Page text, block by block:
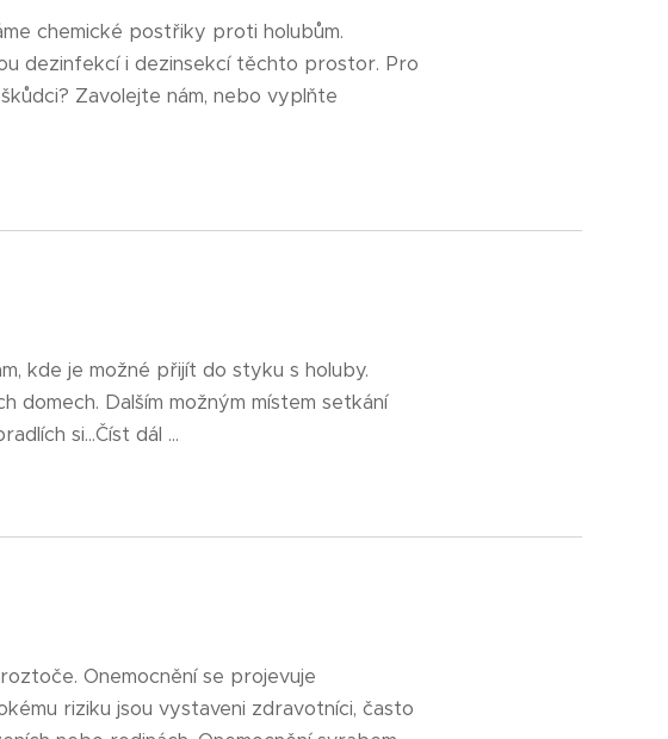
chemické postřiky proti holubům.
dezinfekcí i dezinsekcí těchto prostor. Pro
Zavolejte nám, nebo vyplňte
kde je možné přijít do styku s holuby.
Dalším možným místem setkání
si...Číst dál ...
Onemocnění se projevuje
riziku jsou vystaveni zdravotníci, často